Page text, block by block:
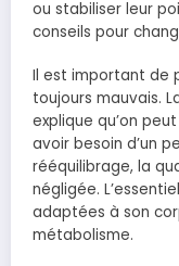
ou stabiliser leur
conseils pour
Il est important de
toujours mauvais.
explique qu’on
avoir besoin d’un
rééquilibrage, la
négligée.
adaptées à son
métabolisme.